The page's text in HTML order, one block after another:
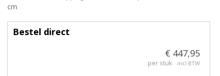
cm
Bestel direct
€ 447,95
per stuk incl BTW